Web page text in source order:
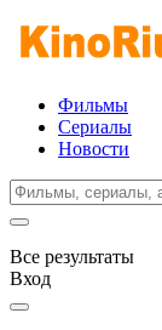
Фильмы
Сериалы
Новости
Все результаты
Вход